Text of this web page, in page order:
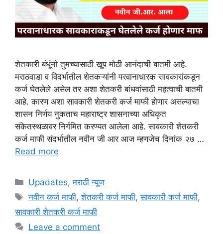
शेतकारी बंधूंनो तुमच्यासाठी खूप मोठी आनंदाची बातमी आहे.
मराठवाडा व विदर्भातील शेतकऱ्यांनी परवानाधारक सावकारांकडून
कर्ज घेतलेले असेल तर अशा शेतकरी बांधवांसाठी महत्वाची बातमी
आहे. कारण अशा सावकारी शेतकरी कर्ज माफी होणार असल्याचा
शासन निर्णय नुकताच महाराष्ट्र शासनाच्या अधिकृत
संकेतस्थळावर निर्गमित करण्यत आलेला आहे. सावकारी शेतकरी
कर्ज माफी संदर्भातील नवीन जी आर आज म्हणजेच दिनांक २७ …
Read more
Categories
Upadates,मराठी न्यूज
Tags
नवीन कर्ज माफी,शेतकरी कर्ज माफी,सावकारी कर्ज माफी,
सावकारी शेतकरी कर्ज माफी
Leave a comment